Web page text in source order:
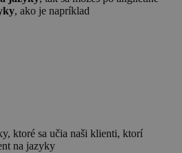
, ako je napríklad
ktoré sa učia naši klienti, ktorí
na jazyky